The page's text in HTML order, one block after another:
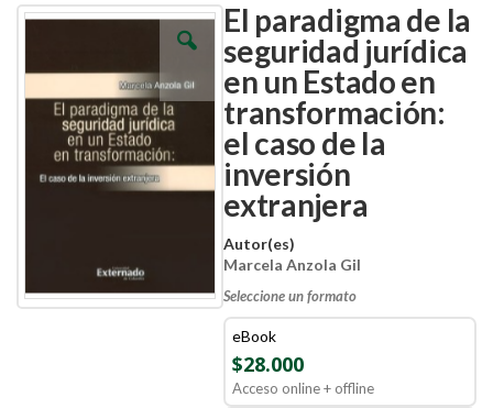
El paradigma de la
seguridad jurídica
en un Estado en
transformación:
el caso de la
inversión
extranjera
Autor(es)
Marcela Anzola Gil
Seleccione un formato
eBook
$28.000
Acceso online + offline
Skip
end
gallery
Skip
beginning
gallery